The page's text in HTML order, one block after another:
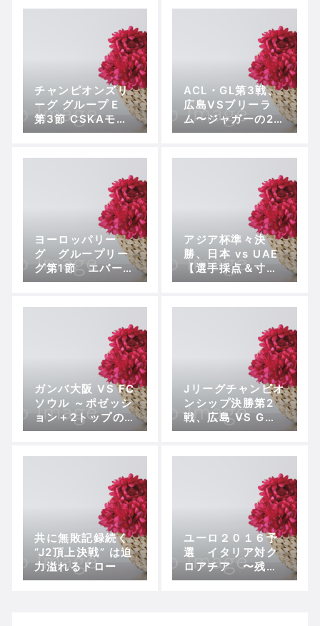
チャンピオンズリ
ーグ グループＥ
第3節 CSKAモス
クワ vs マンチェ
ACL・GL第3戦、
広島VSブリーラ
ム〜ジャガーの2ゴ
ールで初勝利！
ヨーロッパリー
グ グループリー
グ第1節 エバート
ン対ヴォルフスブ
思議の負けなし〜
アジア杯準々決
勝、日本 vs UAE
【選手採点＆寸
評】
ガンバ大阪 VS FC
ソウル ～ポゼッシ
ョン＋2トップの個
人技で快勝
Jリーグチャンピオ
ンシップ決勝第2
戦、広島 VS G大
阪 〜真の年間王
島
共に無敗記録続く
“J2頂上決戦” は迫
力溢れるドロー
ユーロ２０１６予
選 イタリア対ク
ロアチア 〜残念
なサポーター